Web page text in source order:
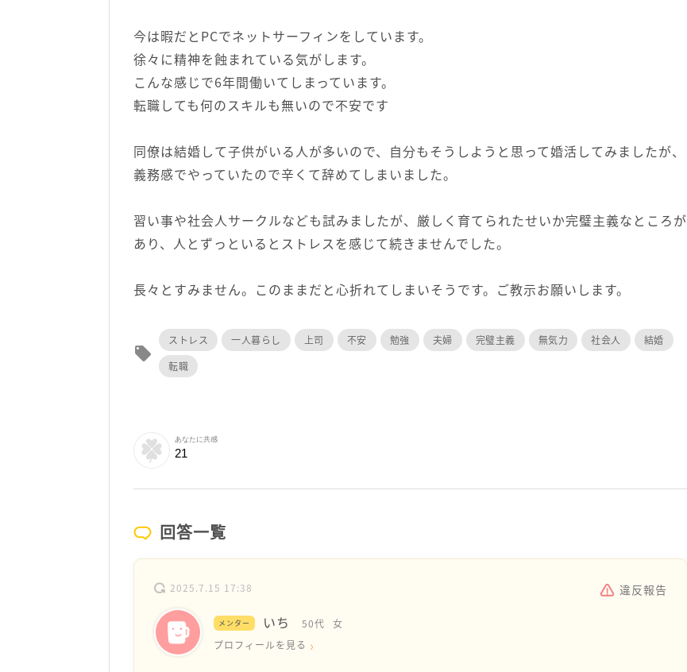
今は暇だとPCでネットサーフィンをしています。
徐々に精神を蝕まれている気がします。
こんな感じで6年間働いてしまっています。
転職しても何のスキルも無いので不安です
同僚は結婚して子供がいる人が多いので、自分もそうしようと思って婚活してみましたが、
義務感でやっていたので辛くて辞めてしまいました。
習い事や社会人サークルなども試みましたが、厳しく育てられたせいか完璧主義なところが
あり、人とずっといるとストレスを感じて続きませんでした。
長々とすみません。このままだと心折れてしまいそうです。ご教示お願いします。
local_offer
ストレス 一人暮らし 上司 不安 勉強 夫婦 完璧主義 無気力 社会人
結婚
転職
あなたに共感
21
回答一覧
2025.7.15 17:38 違反報告
メンター いち 50代
女
プロフィールを見る